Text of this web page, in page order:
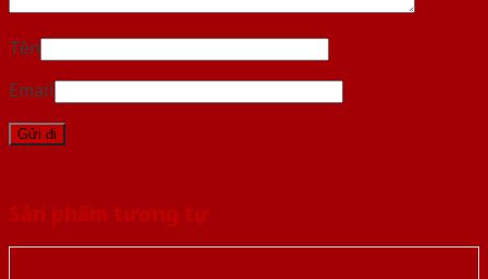
Tên
Email
Sản phẩm tương tự